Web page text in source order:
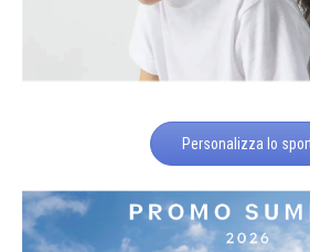
Personalizza lo